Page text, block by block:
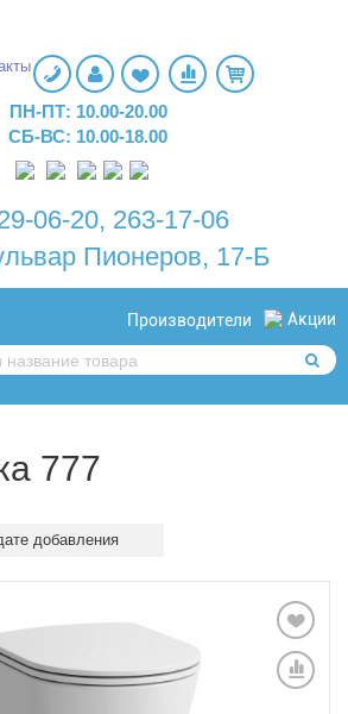
ПН-ПТ: 10.00-20.00
СБ-ВС: 10.00-18.00
06-20, 263-17-06
Пионеров, 17-Б
Акции
Производители
777
добавления